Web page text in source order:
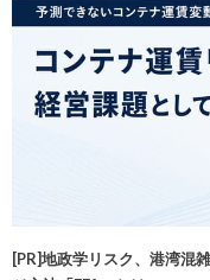
[PR]地政学リスク、港湾混